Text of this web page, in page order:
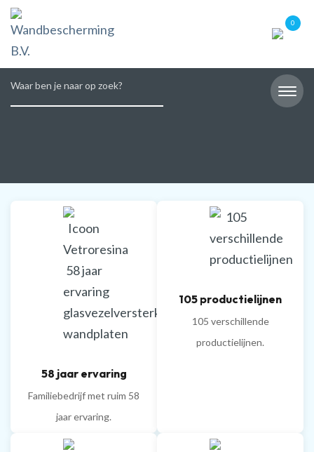
0
58 jaar ervaring
Familiebedrijf met ruim 58
jaar ervaring.
105 productielijnen
105 verschillende
productielijnen.